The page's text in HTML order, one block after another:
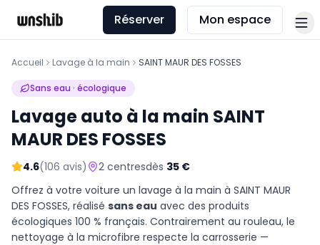
Réserver Mon espace
Accueil Lavage à la main SAINT MAUR DES FOSSES
Sans eau · écologique
Lavage auto à la main SAINT
MAUR DES FOSSES
4.6(106 avis) 2 centresdès 35 €
Offrez à votre voiture un lavage à la main à SAINT MAUR
DES FOSSES, réalisé sans eau avec des produits
écologiques 100 % français. Contrairement au rouleau, le
nettoyage à la microfibre respecte la carrosserie —